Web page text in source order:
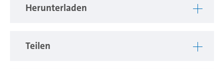
Herunterladen
Teilen